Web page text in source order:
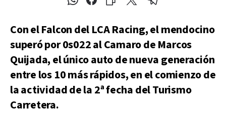
Con el Falcon del LCA Racing, el mendocino
superó por 0s022 al Camaro de Marcos
Quijada, el único auto de nueva generación
entre los 10 más rápidos, en el comienzo de
la actividad de la 2ª fecha del Turismo
Carretera.